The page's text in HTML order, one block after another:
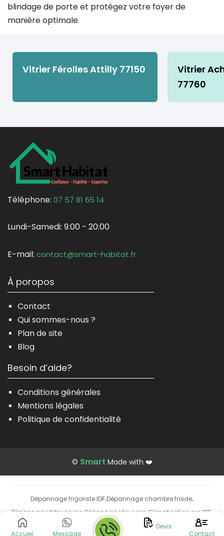
blindage de porte et protégez votre foyer de
manière optimale.
Vitrier Férolles Attilly 77150
Vitrier
77760
Téléphone: 07 57 81 65 14
Lundi-Samedi: 9:00 - 20:00
E-mail: contact@smart-habitat.fr
À poropos
Contact
Qui sommes-nous ?
Plan de site
Blog
Besoin d’aide?
Conditions générales
Mentions légales
Politique de confidentialité
© Smart Made with ❤️
Accueil Message
Devis
Contact
Dépannage frigoriste IDF·Dépannage chambre froide·
Dépannage friteuse pro Dépannage four pro Climatisation pro IDF
Installation climatisation